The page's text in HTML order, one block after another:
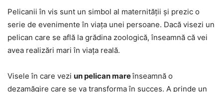
Pelicanii în vis sunt un simbol al maternității și prezic o
serie de evenimente în viața unei persoane. Dacă visezi un
pelican care se află la grădina zoologică, înseamnă că vei
avea realizări mari în viața reală.
Visele în care vezi un pelican mareînseamnă o
dezamăgire care se va transforma în succes. A prinde un